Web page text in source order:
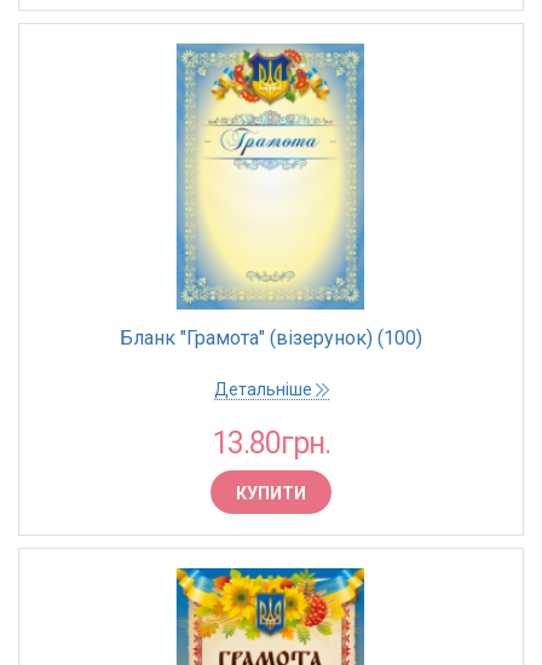
Бланк "Грамота" (візерунок) (100)
Детальніше
13.80грн.
КУПИТИ